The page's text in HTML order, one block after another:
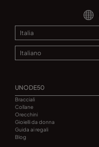
UNODE50
Bracciali
Collane
Orecchini
Gioielli da donna
Guida ai regali
Blog